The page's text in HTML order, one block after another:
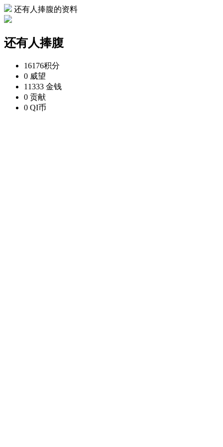
还有人捧腹的资料
还有人捧腹
16176积分
0 威望
11333 金钱
0 贡献
0 QI币